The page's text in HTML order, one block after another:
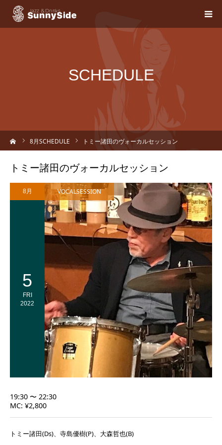
SCHEDULE
8月SCHEDULE トミー諸田のヴォーカルセッション
トミー諸田のヴォーカルセッション
8月
5
FRI
2022
VOCALSESSION
19:30 〜 22:30
MC: ¥2,800
トミー諸田(Ds)、寺島優樹(P)、大森哲也(B)